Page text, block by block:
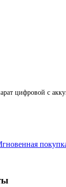
цифровой с